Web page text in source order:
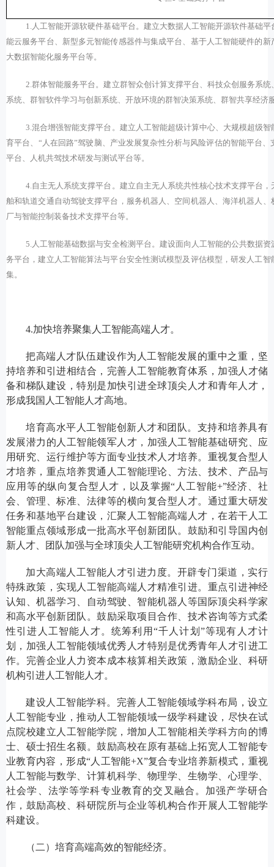
1.人工智能开源软硬件基础平台。建立大数据人工智能开源软件基础
能云服务平台、新型多元智能传感器件与集成平台、基于人工智能硬件的
大数据智能化服务平台等。
2.群体智能服务平台。建立群智众创计算支撑平台、科技众创服务系
系统、群智软件学习与创新系统、开放环境的群智决策系统、群智共享经济
3.混合增强智能支撑平台。建立人工智能超级计算中心、大规模超级
育平台、“人在回路”驾驶脑、产业发展复杂性分析与风险评估的智能平台
平台、人机共驾技术研发与测试平台等。
4.自主无人系统支撑平台。建立自主无人系统共性核心技术支撑平台
舶和轨道交通自动驾驶支撑平台，服务机器人、空间机器人、海洋机器人
厂与智能控制装备技术支撑平台等。
5.人工智能基础数据与安全检测平台。建设面向人工智能的公共数据
务平台，建立人工智能算法与平台安全性测试模型及评估模型，研发人工
集。
4.加快培养聚集人工智能高端人才。
把高端人才队伍建设作为人工智能发展的重中之重，坚
持培养和引进相结合，完善人工智能教育体系，加强人才储
备和梯队建设，特别是加快引进全球顶尖人才和青年人才，
形成我国人工智能人才高地。
培育高水平人工智能创新人才和团队。支持和培养具有
发展潜力的人工智能领军人才，加强人工智能基础研究、应
用研究、运行维护等方面专业技术人才培养。重视复合型人
才培养，重点培养贯通人工智能理论、方法、技术、产品与
应用等的纵向复合型人才，以及掌握“人工智能+”经济、社
会、管理、标准、法律等的横向复合型人才。通过重大研发
任务和基地平台建设，汇聚人工智能高端人才，在若干人工
智能重点领域形成一批高水平创新团队。鼓励和引导国内创
新人才、团队加强与全球顶尖人工智能研究机构合作互动。
加大高端人工智能人才引进力度。开辟专门渠道，实行
特殊政策，实现人工智能高端人才精准引进。重点引进神经
认知、机器学习、自动驾驶、智能机器人等国际顶尖科学家
和高水平创新团队。鼓励采取项目合作、技术咨询等方式柔
性引进人工智能人才。统筹利用“千人计划”等现有人才计
划，加强人工智能领域优秀人才特别是优秀青年人才引进工
作。完善企业人力资本成本核算相关政策，激励企业、科研
机构引进人工智能人才。
建设人工智能学科。完善人工智能领域学科布局，设立
人工智能专业，推动人工智能领域一级学科建设，尽快在试
点院校建立人工智能学院，增加人工智能相关学科方向的博
士、硕士招生名额。鼓励高校在原有基础上拓宽人工智能专
业教育内容，形成“人工智能+X”复合专业培养新模式，重视
人工智能与数学、计算机科学、物理学、生物学、心理学、
社会学、法学等学科专业教育的交叉融合。加强产学研合
作，鼓励高校、科研院所与企业等机构合作开展人工智能学
科建设。
（二）培育高端高效的智能经济。